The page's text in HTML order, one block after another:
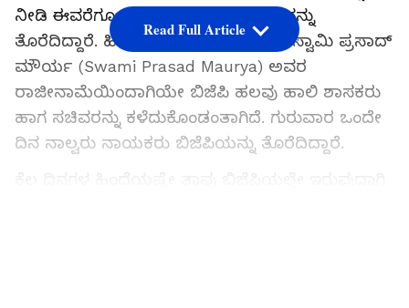
ನೀಡಿ ಈವರೆಗೂ 15 ನಾಯಕರು ಬಿಜೆಪಿ ಪಕ್ಷವನ್ನು
ತೊರೆದಿದ್ದಾರೆ. ಹಿಂದುಳಿದ ವರ್ಗಗಳ ನಾಯಕ ಸ್ವಾಮಿ ಪ್ರಸಾದ್
ಮೌರ್ಯ (Swami Prasad Maurya) ಅವರ
ರಾಜೀನಾಮೆಯಿಂದಾಗಿಯೇ ಬಿಜೆಪಿ ಹಲವು ಹಾಲಿ ಶಾಸಕರು
ಹಾಗ ಸಚಿವರನ್ನು ಕಳೆದುಕೊಂಡಂತಾಗಿದೆ. ಗುರುವಾರ ಒಂದೇ
ದಿನ ನಾಲ್ವರು ನಾಯಕರು ಬಿಜೆಪಿಯನ್ನು ತೊರೆದಿದ್ದಾರೆ.
Read Full Article